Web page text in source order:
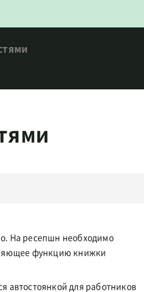
На ресепшн необходимо
функцию книжки
автостоянкой для работников